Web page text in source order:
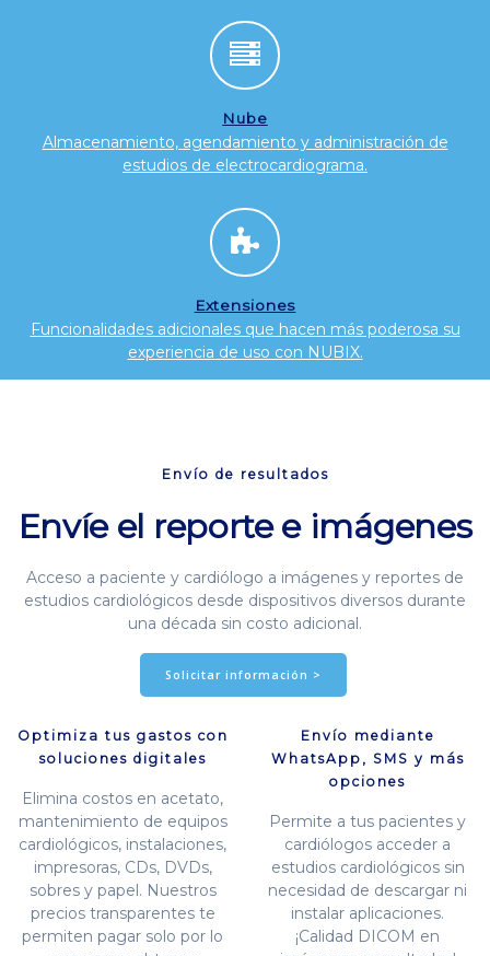
Nube
Almacenamiento, agendamiento y administración de
estudios de electrocardiograma.
Extensiones
Funcionalidades adicionales que hacen más poderosa su
experiencia de uso con NUBIX.
Envío de resultados
Envíe el reporte e imágenes
Acceso a paciente y cardiólogo a imágenes y reportes de
estudios cardiológicos desde dispositivos diversos durante
una década sin costo adicional.
Solicitar información >
Optimiza tus gastos con
soluciones digitales
Elimina costos en acetato,
mantenimiento de equipos
cardiológicos, instalaciones,
impresoras, CDs, DVDs,
sobres y papel. Nuestros
precios transparentes te
permiten pagar solo por lo
Envío mediante
WhatsApp, SMS y más
opciones
Permite a tus pacientes y
cardiólogos acceder a
estudios cardiológicos sin
necesidad de descargar ni
instalar aplicaciones.
¡Calidad DICOM en